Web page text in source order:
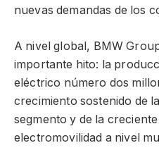
nuevas demandas de los
A nivel global, BMW
importante hito: la
eléctrico número dos
crecimiento sostenido de
segmento y de la
electromovilidad a nivel